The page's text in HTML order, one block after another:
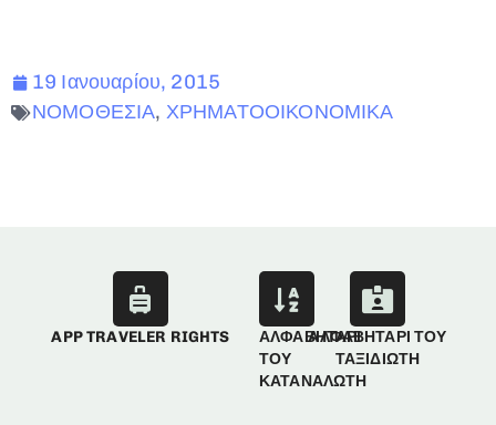
19 Ιανουαρίου, 2015
ΝΟΜΟΘΕΣΙΑ, ΧΡΗΜΑΤΟΟΙΚΟΝΟΜΙΚΑ
APP TRAVELER RIGHTS
ΑΛΦΑΒΗΤΑΡΙ
ΤΟΥ
ΚΑΤΑΝΑΛΩΤΗ
ΑΛΦΑΒΗΤΑΡΙ ΤΟΥ
ΤΑΞΙΔΙΩΤΗ